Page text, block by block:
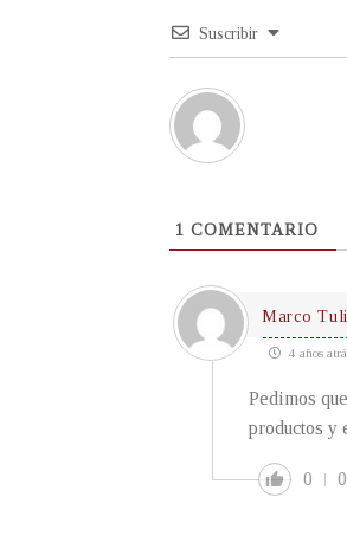
Suscribir
1 COMENTARIO
Marco
4 años
Pedimos
productos y
0 0